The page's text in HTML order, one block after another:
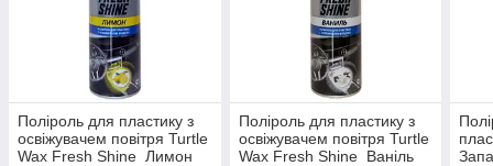
Поліроль для пластику з
освіжувачем повітря Turtle
Wax Fresh Shine Лимон
Поліроль для пластику з
освіжувачем повітря Turtle
Wax Fresh Shine Ваніль